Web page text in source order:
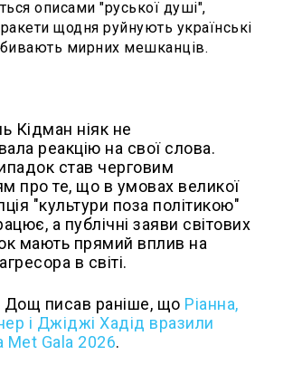
описами "руської душі",
ракети щодня руйнують українські
мирних мешканців.
Кідман ніяк не
реакцію на свої слова.
став черговим
про те, що в умовах великої
"культури поза політикою"
а публічні заяви світових
мають прямий вплив на
в світі.
Дощ писав раніше, що Ріанна,
і Джіджі Хадід вразили
Met Gala 2026.